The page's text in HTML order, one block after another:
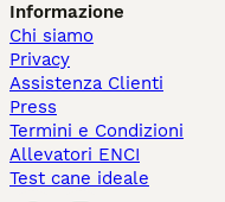
Informazione
Chi siamo
Privacy
Assistenza Clienti
Press
Termini e Condizioni
Allevatori ENCI
Test cane ideale